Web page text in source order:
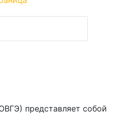
представляет собой